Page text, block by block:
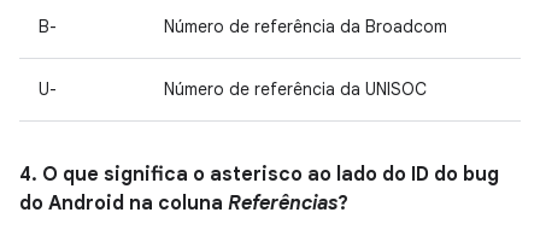
B- Número de referência da Broadcom
U- Número de referência da UNISOC
4. O que significa o asterisco ao lado do ID do bug
do Android na coluna Referências?